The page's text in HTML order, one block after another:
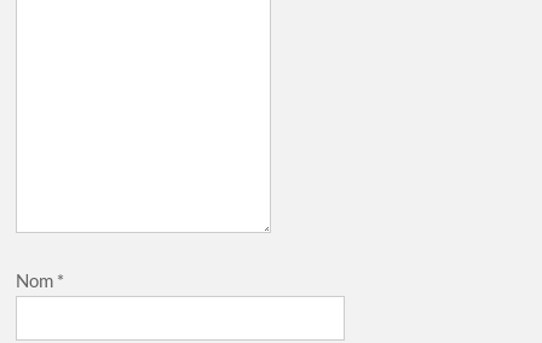
Nom *